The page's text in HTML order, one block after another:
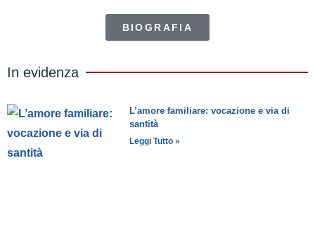
BIOGRAFIA
In evidenza
L’amore familiare: vocazione e via di
santità
Leggi Tutto »